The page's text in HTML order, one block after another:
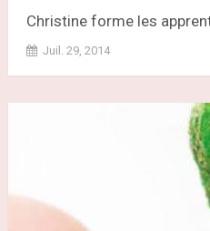
Christine forme les
Juil. 29, 2014